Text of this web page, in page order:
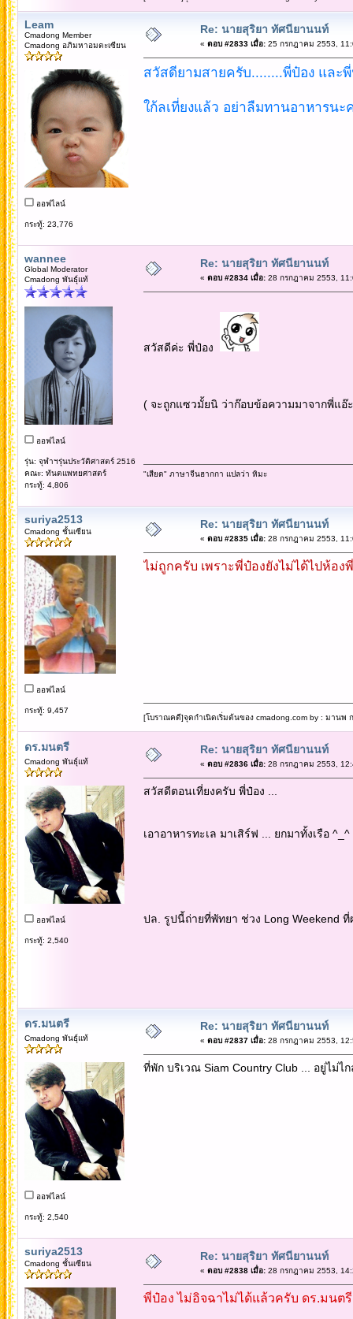
Leam
Cmadong Member
Cmadong อภิมหาอมตะเซียน
ออฟไลน์
กระทู้: 23,776
Re: นายสุริยา ทัศนียานนท์
« ตอบ #2833 เมื่อ:25 กรกฎาคม 2553,
สวัสดียามสายครับ........พี่ป๋อง และ
ใก้ลเที่ยงแล้ว อย่าลืมทานอาหารนะ
wannee
Global Moderator
Cmadong พันธุ์แท้
ออฟไลน์
รุ่น: จุฬาฯรุ่นประวัติศาสตร์ 2516
คณะ: ทันตแพทยศาสตร์
กระทู้: 4,806
Re: นายสุริยา ทัศนียานนท์
« ตอบ #2834 เมื่อ:28 กรกฎาคม 2553,
สวัสดีค่ะ พี่ป๋อง
( จะถูกแซวมั้ยนิ ว่าก๊อบข้อความมาจากพี่แ
"เสียด" ภาษาจีนฮากกา แปลว่า หิมะ
suriya2513
Cmadong ชั้นเซียน
ออฟไลน์
กระทู้: 9,457
Re: นายสุริยา ทัศนียานนท์
« ตอบ #2835 เมื่อ:28 กรกฎาคม 2553,
ไม่ถูกครับ เพราะพี่ป๋องยังไม่ได้ไปห้อง
[โบราณคดี]จุดกำเนิดเริ่มต้นของ cmadong.com by : มานพ
ดร.มนตรี
Cmadong พันธุ์แท้
ออฟไลน์
กระทู้: 2,540
Re: นายสุริยา ทัศนียานนท์
« ตอบ #2836 เมื่อ:28 กรกฎาคม 2553,
สวัสดีตอนเที่ยงครับ พี่ป๋อง ...
เอาอาหารทะเล มาเสิร์ฟ ... ยกมาทั้งเรือ ^_^
ปล. รูปนี้ถ่ายที่พัทยา ช่วง Long Weekend
ดร.มนตรี
Cmadong พันธุ์แท้
ออฟไลน์
กระทู้: 2,540
Re: นายสุริยา ทัศนียานนท์
« ตอบ #2837 เมื่อ:28 กรกฎาคม 2553,
ที่พัก บริเวณ Siam Country Club ... อยู่ไม่
suriya2513
Cmadong ชั้นเซียน
Re: นายสุริยา ทัศนียานนท์
« ตอบ #2838 เมื่อ:28 กรกฎาคม 2553,
พี่ป๋อง ไม่อิจฉาไม่ได้แล้วครับ ดร.มนตรี